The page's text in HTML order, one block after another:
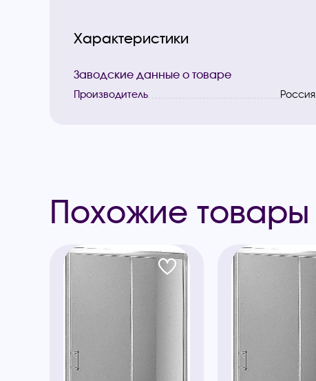
Характеристики
Заводские данные о товаре
Производитель Россия
Похожие товары